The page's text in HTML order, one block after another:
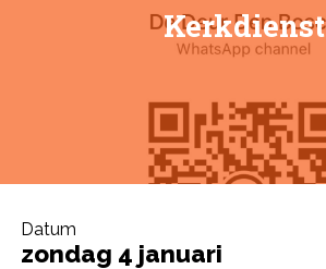
Kerkdienst
Datum
zondag 4 januari